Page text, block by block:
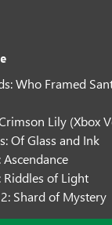
Who Framed
Lily (Xbox
Of Glass and Ink
of Light
Shard of Mystery